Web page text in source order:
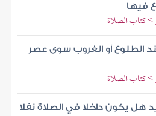
فيها
> كتاب الصلاة
الطلوع أو الغروب سوى عصر
> كتاب الصلاة
هل يكون داخلا في الصلاة نفلا